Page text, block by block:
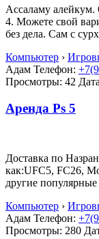
Ассаламу
4. Можете свой
без дела. Сам с
Компьютер ›
Адам Телефон:
Просмотры: 42
Аренда Ps 5
Доставка по
как:UFC5, FC26,
другие
Компьютер ›
Адам Телефон:
Просмотры: 280